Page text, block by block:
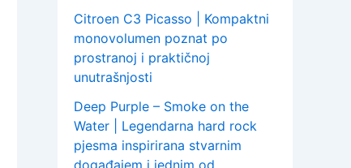
Citroen C3 Picasso | Kompaktni
monovolumen poznat po
prostranoj i praktičnoj
unutrašnjosti
Deep Purple – Smoke on the
Water | Legendarna hard rock
pjesma inspirirana stvarnim